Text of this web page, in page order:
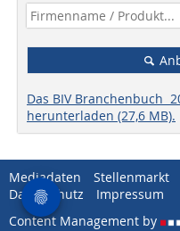
Das BIV Branchenbuch
herunterladen (27,6 MB).
Mediadaten Stellenmarkt
Datenschutz
Impressum
Content Management by